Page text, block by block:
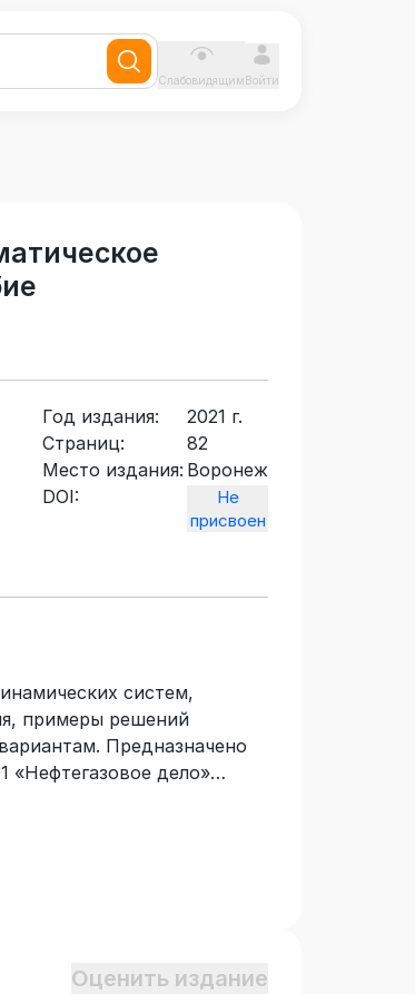
СлабовидящимВойти
Год издания:
2021 г.
Страниц:
82
Место издания: Воронеж
DOI:
Не
присвоен
систем,
примеры решений
Предназначено
«Нефтегазовое дело»
и оптимизация
систем».
Оценить издание